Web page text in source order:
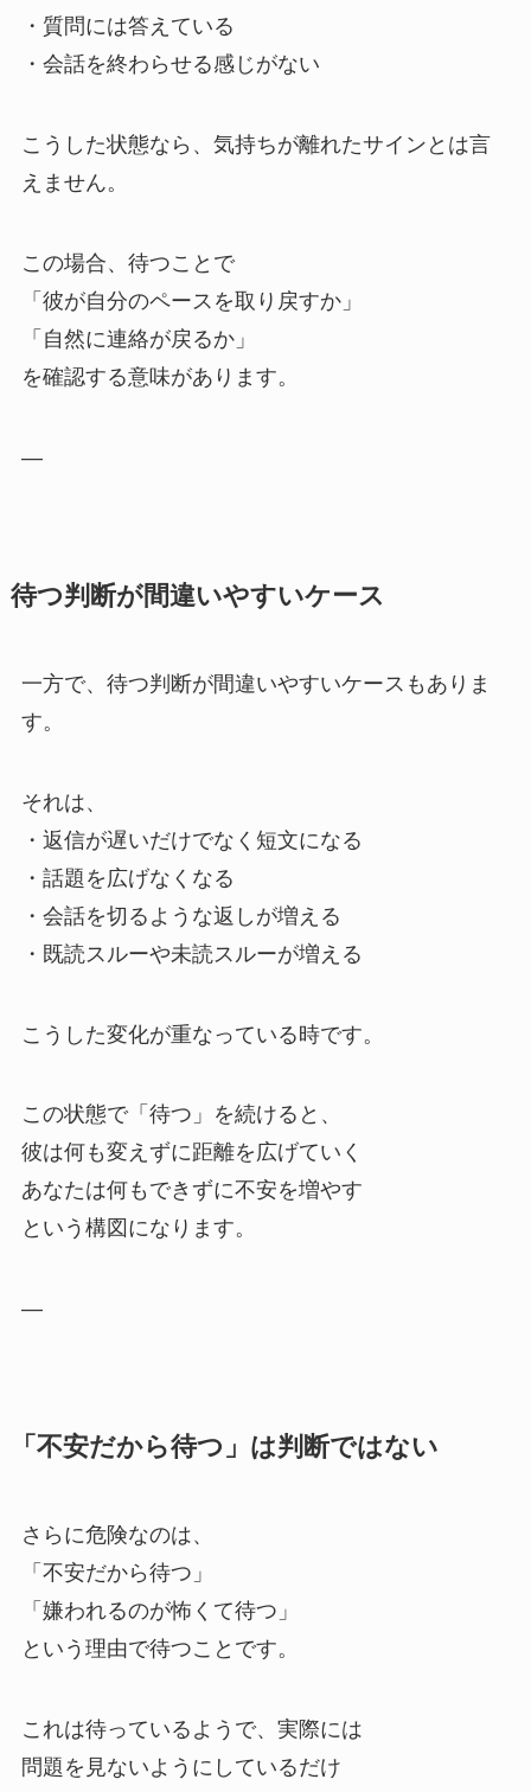
・質問には答えている
・会話を終わらせる感じがない
こうした状態なら、気持ちが離れたサインとは言
えません。
この場合、待つことで
「彼が自分のペースを取り戻すか」
「自然に連絡が戻るか」
を確認する意味があります。
—
待つ判断が間違いやすいケース
一方で、待つ判断が間違いやすいケースもありま
す。
それは、
・返信が遅いだけでなく短文になる
・話題を広げなくなる
・会話を切るような返しが増える
・既読スルーや未読スルーが増える
こうした変化が重なっている時です。
この状態で「待つ」を続けると、
彼は何も変えずに距離を広げていく
あなたは何もできずに不安を増やす
という構図になります。
—
「不安だから待つ」は判断ではない
さらに危険なのは、
「不安だから待つ」
「嫌われるのが怖くて待つ」
という理由で待つことです。
これは待っているようで、実際には
問題を見ないようにしているだけ